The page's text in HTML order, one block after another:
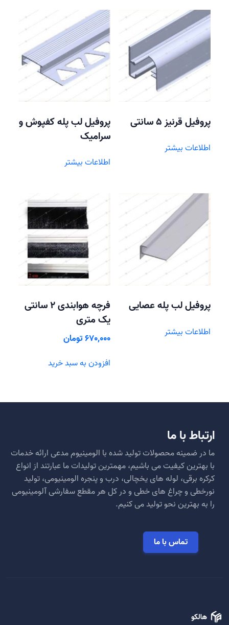
پروفیل قرنیز 5 سانتی
اطلاعات بیشتر
پروفیل لب پله کفپوش و
سرامیک
اطلاعات بیشتر
پروفیل لب پله عصایی
اطلاعات بیشتر
فرچه هوابندی 2 سانتی
یک متری
670,000تومان
افزودن به سبد خرید
ارتباط با ما
ما در ضمینه محصولات تولید شده با الومینیوم مدعی ارائه خدمات
با بهترین کیفیت می باشیم، مهمترین تولیدات ما عبارتند از انواع
کرکره برقی، لوله های یخچالی، درب و پنجره الومینیومی، تولید
نورخطی و چراغ های خطی و در کل هر مقطع سفارشی آلومینیومی
را به بهترین نحو تولید می کنیم.
تماس با ما